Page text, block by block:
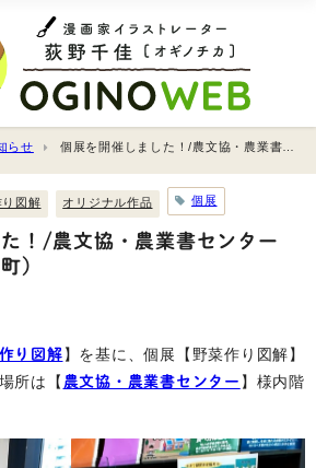
らせ
個展を開催しました！/農文協・農業書セ
図解 オリジナル作品 個展
！/農文協・農業書センター
）
り図解 】を基に、個展【野菜作り図解】
所は【 農文協・農業書センター 】様内階